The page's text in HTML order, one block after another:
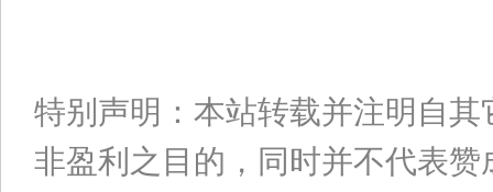
特别声明：本站转载并注明自
非盈利之目的，同时并不代表